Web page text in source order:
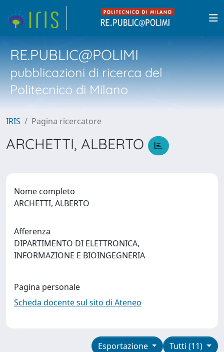
RE.PUBLIC@POLIMI
pubblicazioni di ricerca del
Politecnico di Milano
IRIS Pagina ricercatore
ARCHETTI, ALBERTO
Nome completo
ARCHETTI, ALBERTO
Afferenza
DIPARTIMENTO DI ELETTRONICA,
INFORMAZIONE E BIOINGEGNERIA
Pagina personale
Scheda docente sul sito di Ateneo
Tutti (11)
Esportazione